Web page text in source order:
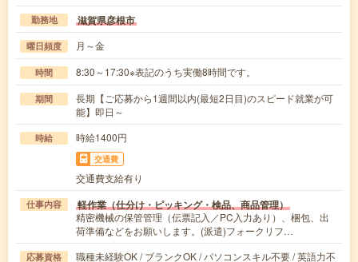
勤務地 滋賀県彦根市
曜日頻度 月～金
時間 8:30～17:30※表記のうち実働8時間です。
期間
長期【ご応募から1週間以内(最短2日目)のスピード就業が可
能】即日～
時給 時給1400円
交通費
交通費支給有り
仕事内容 軽作業（仕分け・ピッキング・検品、商品管理）
精密機械の保管管理（伝票記入／PC入力あり）、梱包、出
荷準備などをお願いします。(派遣)フォークリフ…
応募資格
職種未経験OK / ブランクOK / パソコンスキル不要 / 英語力不